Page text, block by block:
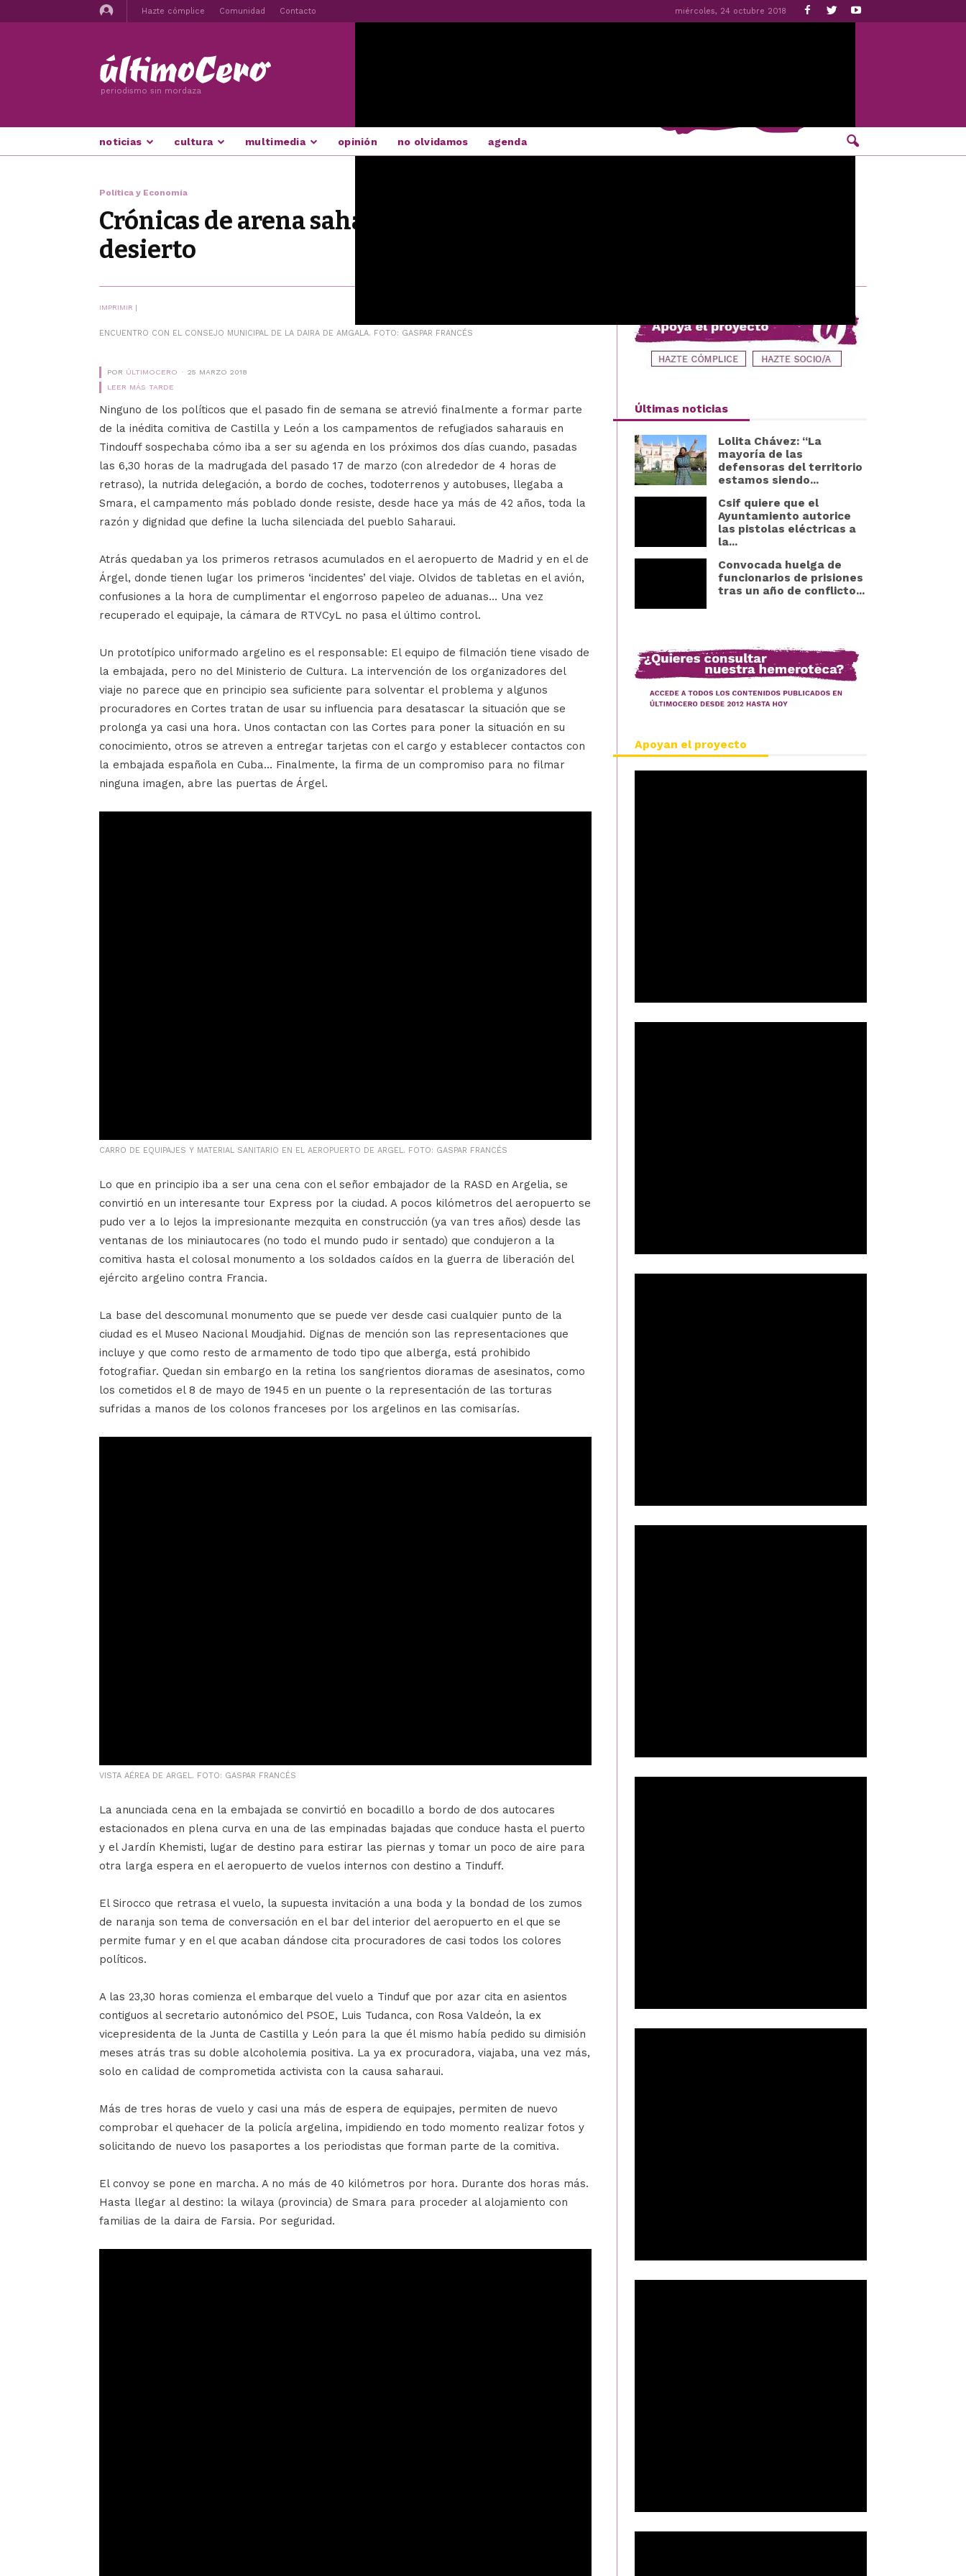
Hazte cómplice Comunidad Contacto miércoles, 24 octubre 2018
periodismo sin mordaza
noticias cultura multimedia opinión no olvidamos agenda
Política y Economía
Crónicas de arena saharaui. Así se exprimen los políticos en el
desierto
IMPRIMIR |
ENCUENTRO CON EL CONSEJO MUNICIPAL DE LA DAIRA DE AMGALA. FOTO: GASPAR FRANCÉS
POR ÚLTIMOCERO
25 MARZO 2018
LEER MÁS TARDE
Ninguno de los políticos que el pasado fin de semana se atrevió finalmente a formar parte
de la inédita comitiva de Castilla y León a los campamentos de refugiados saharauis en
Tindouff sospechaba cómo iba a ser su agenda en los próximos dos días cuando, pasadas
las 6,30 horas de la madrugada del pasado 17 de marzo (con alrededor de 4 horas de
retraso), la nutrida delegación, a bordo de coches, todoterrenos y autobuses, llegaba a
Smara, el campamento más poblado donde resiste, desde hace ya más de 42 años, toda la
razón y dignidad que define la lucha silenciada del pueblo Saharaui.
Atrás quedaban ya los primeros retrasos acumulados en el aeropuerto de Madrid y en el de
Árgel, donde tienen lugar los primeros ‘incidentes’ del viaje. Olvidos de tabletas en el avión,
confusiones a la hora de cumplimentar el engorroso papeleo de aduanas… Una vez
recuperado el equipaje, la cámara de RTVCyL no pasa el último control.
Un prototípico uniformado argelino es el responsable: El equipo de filmación tiene visado de
la embajada, pero no del Ministerio de Cultura. La intervención de los organizadores del
viaje no parece que en principio sea suficiente para solventar el problema y algunos
procuradores en Cortes tratan de usar su influencia para desatascar la situación que se
prolonga ya casi una hora. Unos contactan con las Cortes para poner la situación en su
conocimiento, otros se atreven a entregar tarjetas con el cargo y establecer contactos con
la embajada española en Cuba… Finalmente, la firma de un compromiso para no filmar
ninguna imagen, abre las puertas de Árgel.
CARRO DE EQUIPAJES Y MATERIAL SANITARIO EN EL AEROPUERTO DE ARGEL. FOTO: GASPAR FRANCÉS
Lo que en principio iba a ser una cena con el señor embajador de la RASD en Argelia, se
convirtió en un interesante tour Express por la ciudad. A pocos kilómetros del aeropuerto se
pudo ver a lo lejos la impresionante mezquita en construcción (ya van tres años) desde las
ventanas de los miniautocares (no todo el mundo pudo ir sentado) que condujeron a la
comitiva hasta el colosal monumento a los soldados caídos en la guerra de liberación del
ejército argelino contra Francia.
La base del descomunal monumento que se puede ver desde casi cualquier punto de la
ciudad es el Museo Nacional Moudjahid. Dignas de mención son las representaciones que
incluye y que como resto de armamento de todo tipo que alberga, está prohibido
fotografiar. Quedan sin embargo en la retina los sangrientos dioramas de asesinatos, como
los cometidos el 8 de mayo de 1945 en un puente o la representación de las torturas
sufridas a manos de los colonos franceses por los argelinos en las comisarías.
VISTA AÉREA DE ARGEL. FOTO: GASPAR FRANCÉS
La anunciada cena en la embajada se convirtió en bocadillo a bordo de dos autocares
estacionados en plena curva en una de las empinadas bajadas que conduce hasta el puerto
y el Jardín Khemisti, lugar de destino para estirar las piernas y tomar un poco de aire para
otra larga espera en el aeropuerto de vuelos internos con destino a Tinduff.
El Sirocco que retrasa el vuelo, la supuesta invitación a una boda y la bondad de los zumos
de naranja son tema de conversación en el bar del interior del aeropuerto en el que se
permite fumar y en el que acaban dándose cita procuradores de casi todos los colores
políticos.
A las 23,30 horas comienza el embarque del vuelo a Tinduf que por azar cita en asientos
contiguos al secretario autonómico del PSOE, Luis Tudanca, con Rosa Valdeón, la ex
vicepresidenta de la Junta de Castilla y León para la que él mismo había pedido su dimisión
meses atrás tras su doble alcoholemia positiva. La ya ex procuradora, viajaba, una vez más,
solo en calidad de comprometida activista con la causa saharaui.
Más de tres horas de vuelo y casi una más de espera de equipajes, permiten de nuevo
comprobar el quehacer de la policía argelina, impidiendo en todo momento realizar fotos y
solicitando de nuevo los pasaportes a los periodistas que forman parte de la comitiva.
El convoy se pone en marcha. A no más de 40 kilómetros por hora. Durante dos horas más.
Hasta llegar al destino: la wilaya (provincia) de Smara para proceder al alojamiento con
familias de la daira de Farsia. Por seguridad.
Últimas noticias
Lolita Chávez: “La
mayoría de las
defensoras del territorio
estamos siendo...
Csif quiere que el
Ayuntamiento autorice
las pistolas eléctricas a
la...
Convocada huelga de
funcionarios de prisiones
tras un año de conflicto...
Apoyan el proyecto